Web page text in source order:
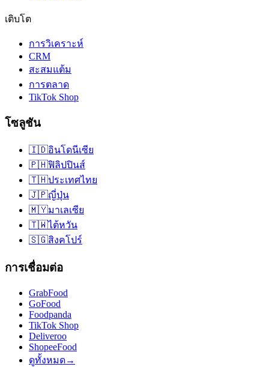
เติบโต
การวิเคราะห์
CRM
สะสมแต้ม
การตลาด
TikTok Shop
โซลูชัน
🇮🇩อินโดนีเซีย
🇵🇭ฟิลิปปินส์
🇹🇭ประเทศไทย
🇯🇵ญี่ปุ่น
🇲🇾มาเลเซีย
🇹🇼ไต้หวัน
🇸🇬สิงคโปร์
การเชื่อมต่อ
GrabFood
GoFood
Foodpanda
TikTok Shop
Deliveroo
ShopeeFood
ดูทั้งหมด→